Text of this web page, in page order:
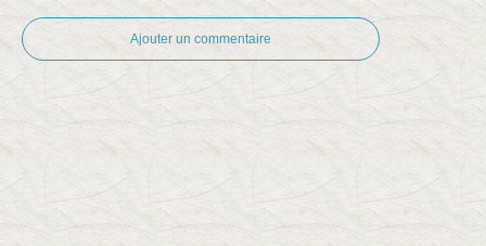
Ajouter un commentaire